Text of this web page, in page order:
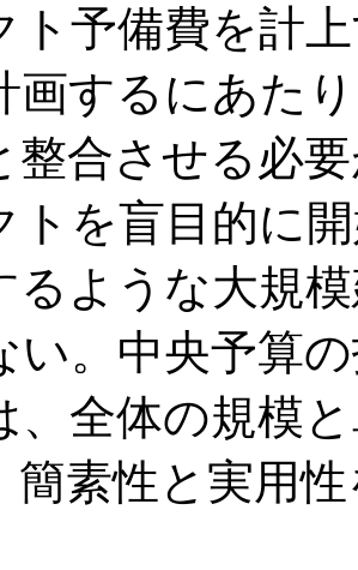
ト予備費を計
画するにあた
整合させる必
トを盲目的に
るような大規
い。中央予算
、全体の規模
簡素性と実用